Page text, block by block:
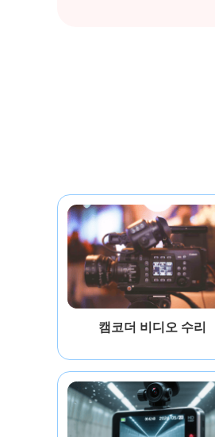
캠코더 비디오 수리